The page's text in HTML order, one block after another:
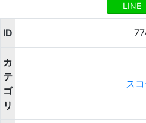
LINE
ID
カ
テ
ゴ
リ
ス